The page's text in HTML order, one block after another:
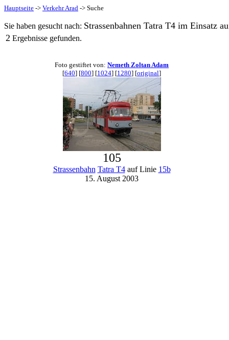
Hauptseite -> Verkehr Arad -> Suche
Sie haben gesucht nach: Strassenbahnen Tatra T4 im Einsatz
2 Ergebnisse gefunden.
Foto gestiftet von: Nemeth Zoltan Adam
[640] [800] [1024] [1280] [original]
105
Strassenbahn Tatra T4auf Linie 15b
15. August 2003